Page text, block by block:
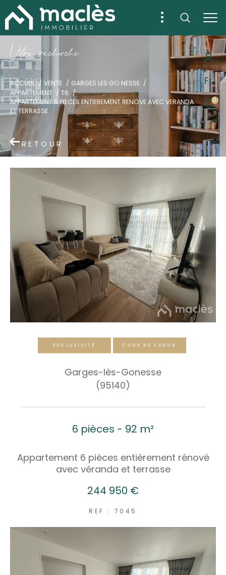
Fr
0
Vore recece
ACCUEIL VENTE
GARGES LES GO NESSE
APPARTEMENT
T6
APPARTEMENT 6 PIECES ENTIEREMENT RENOVE AVEC VERANDA
ET TERRASSE
RETOUR
EXCLUSIVITÉ COUP DE COEUR
Garges-lès-Gonesse
(95140)
6 pièces - 92 m²
Appartement 6 pièces entièrement rénové
avec véranda et terrasse
244 950 €
REF : 7045